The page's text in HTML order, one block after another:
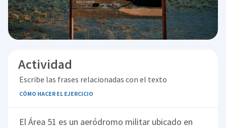
Actividad
Escribe las frases relacionadas con el texto
CÓMO HACER EL EJERCICIO
El Área 51 es un aeródromo militar ubicado en